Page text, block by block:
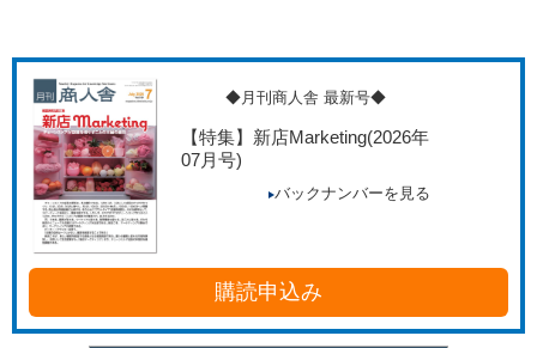
◆月刊商人舎 最新号◆
【特集】新店Marketing(2026年
07月号)
バックナンバーを見る
購読申込み